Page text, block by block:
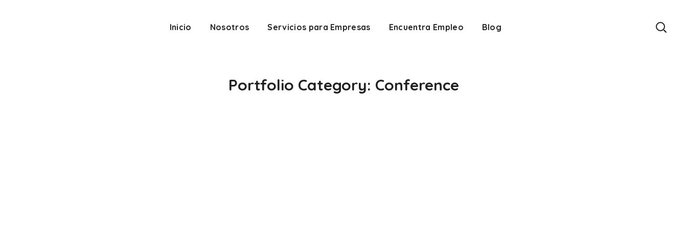
Inicio Nosotros Servicios para Empresas Encuentra Empleo Blog
Portfolio Category: Conference